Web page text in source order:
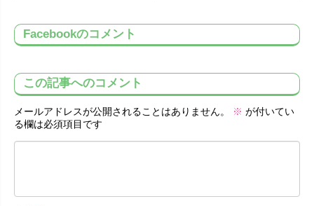
Facebookのコメント
この記事へのコメント
メールアドレスが公開されることはありません。 ※ が付いてい
る欄は必須項目です